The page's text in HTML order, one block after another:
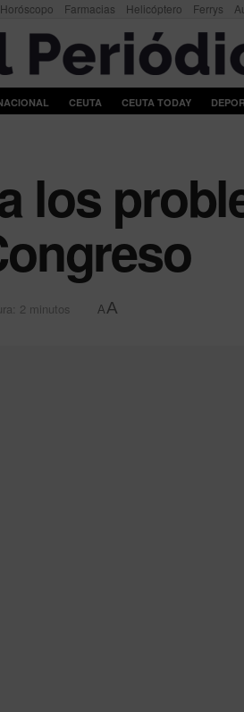
Horóscopo Farmacias Helicóptero Ferrys
CEUTA CEUTA TODAY
los
2 minutos AA